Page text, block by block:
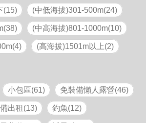
(15) (中低海拔)301-500m(24)
(中高海拔)801-1000m(10)
(高海拔)1501m以上(2)
小包區(61) 免裝備懶人露營(46)
出租(13) 釣魚(12)